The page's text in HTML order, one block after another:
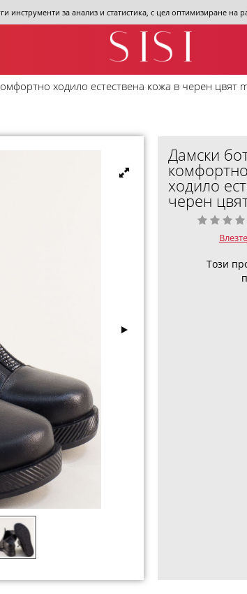
инструменти за анализ и статистика, с цел оптимизиране
ходило естествена кожа в черен цвят
Дамски
комфортно
ходило
черен
Този